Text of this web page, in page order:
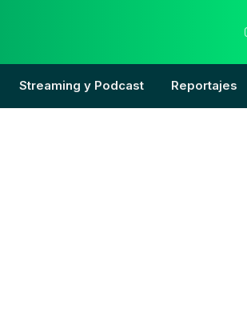
Streaming y Podcast Reportajes